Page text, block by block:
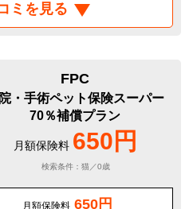
ミを見る
FPC
・手術ペット保険スーパー
70％補償プラン
月額保険料 650円
検索条件：猫／0歳
月額保険料 650円